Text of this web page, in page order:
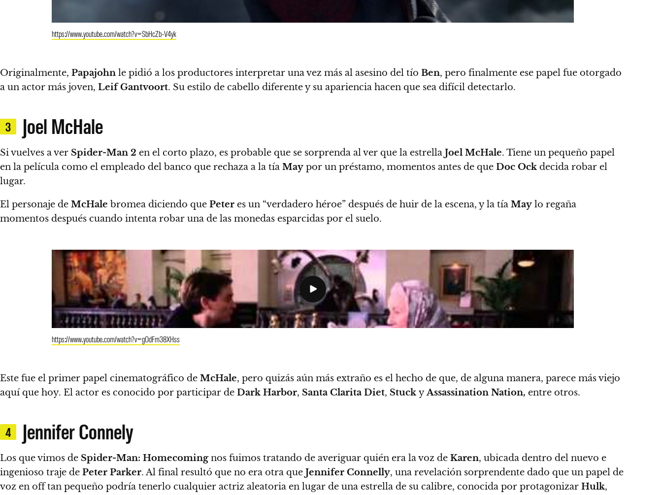
https://www.youtube.com/watch?v=SbHcZb-V4yk
Originalmente, Papajohn le pidió a los productores interpretar una vez más al asesino del tío Ben, pero finalmente ese papel fue otorgado
a un actor más joven, Leif Gantvoort. Su estilo de cabello diferente y su apariencia hacen que sea difícil detectarlo.
3 Joel McHale
Si vuelves a ver Spider-Man 2 en el corto plazo, es probable que se sorprenda al ver que la estrella Joel McHale. Tiene un pequeño papel
en la película como el empleado del banco que rechaza a la tía May por un préstamo, momentos antes de que Doc Ock decida robar el
lugar.
El personaje de McHale bromea diciendo que Peter es un “verdadero héroe” después de huir de la escena, y la tía May lo regaña
momentos después cuando intenta robar una de las monedas esparcidas por el suelo.
https://www.youtube.com/watch?v=gOdFm38XHss
Este fue el primer papel cinematográfico de McHale, pero quizás aún más extraño es el hecho de que, de alguna manera, parece más viejo
aquí que hoy. El actor es conocido por participar de Dark Harbor, Santa Clarita Diet, Stuck yAssassination Nation, entre otros.
4 Jennifer Connely
Los que vimos de Spider-Man: Homecoming nos fuimos tratando de averiguar quién era la voz de Karen, ubicada dentro del nuevo e
ingenioso traje de Peter Parker. Al final resultó que no era otra que Jennifer Connelly, una revelación sorprendente dado que un papel de
voz en off tan pequeño podría tenerlo cualquier actriz aleatoria en lugar de una estrella de su calibre, conocida por protagonizar Hulk,